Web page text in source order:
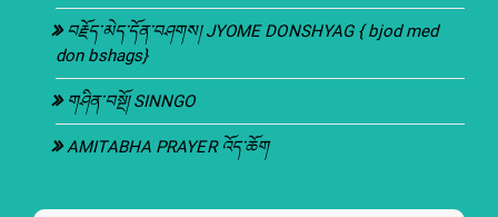
བརྗོད་མེད་དོན་བཤགས། JYOME DONSHYAG { bjod med
don bshags}
གཤིན་བསྔོ། SINNGO
AMITABHA PRAYER འོད་ཆོག